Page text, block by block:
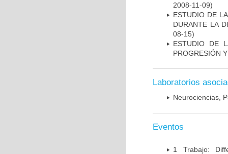
2008-11-09)
ESTUDIO DE
DURANTE LA
08-15)
ESTUDIO DE
PROGRESIÓN
Laboratorios
Neurociencias,
Eventos
1 Trabajo: